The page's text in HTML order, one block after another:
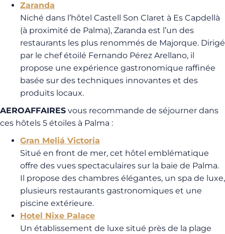
Zaranda
Niché dans l’hôtel Castell Son Claret à Es Capdellà
(à proximité de Palma), Zaranda est l’un des
restaurants les plus renommés de Majorque. Dirigé
par le chef étoilé Fernando Pérez Arellano, il
propose une expérience gastronomique raffinée
basée sur des techniques innovantes et des
produits locaux.
AEROAFFAIRES vous recommande de séjourner dans
ces hôtels 5 étoiles à Palma :
Gran Meliá Victoria
Situé en front de mer, cet hôtel emblématique
offre des vues spectaculaires sur la baie de Palma.
Il propose des chambres élégantes, un spa de luxe,
plusieurs restaurants gastronomiques et une
piscine extérieure.
Hotel Nixe Palace
Un établissement de luxe situé près de la plage